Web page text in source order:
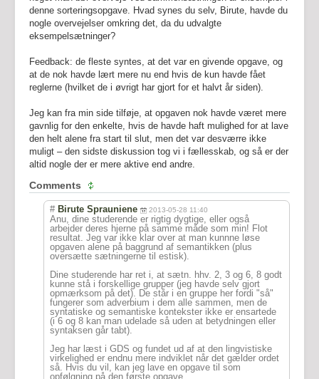
denne sorteringsopgave. Hvad synes du selv, Birute, havde du
nogle overvejelser omkring det, da du udvalgte
eksempelsætninger?
Feedback: de fleste syntes, at det var en givende opgave, og
at de nok havde lært mere nu end hvis de kun havde fået
reglerne (hvilket de i øvrigt har gjort for et halvt år siden).
Jeg kan fra min side tilføje, at opgaven nok havde været mere
gavnlig for den enkelte, hvis de havde haft mulighed for at lave
den helt alene fra start til slut, men det var desværre ikke
muligt – den sidste diskussion tog vi i fællesskab, og så er der
altid nogle der er mere aktive end andre.
Comments
# Birute Sprauniene 2013-05-28 11:40
Anu, dine studerende er rigtig dygtige, eller også
arbejder deres hjerne på samme måde som min! Flot
resultat. Jeg var ikke klar over at man kunnne løse
opgaven alene på baggrund af semantikken (plus
oversætte sætningerne til estisk).
Dine studerende har ret i, at sætn. hhv. 2, 3 og 6, 8 godt
kunne stå i forskellige grupper (jeg havde selv gjort
opmærksom på det). De står i en gruppe her fordi "så"
fungerer som adverbium i dem alle sammen, men de
syntatiske og semantiske kontekster ikke er ensartede
(i 6 og 8 kan man udelade så uden at betydningen eller
syntaksen går tabt).
Jeg har læst i GDS og fundet ud af at den lingvistiske
virkelighed er endnu mere indviklet når det gælder ordet
så. Hvis du vil, kan jeg lave en opgave til som
opfølgning på den første opgave.